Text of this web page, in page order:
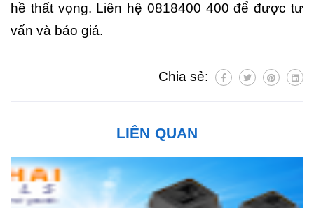
hề thất vọng. Liên hệ 0818400 400 để được tư
vấn và báo giá.
Chia sẻ:
LIÊN QUAN